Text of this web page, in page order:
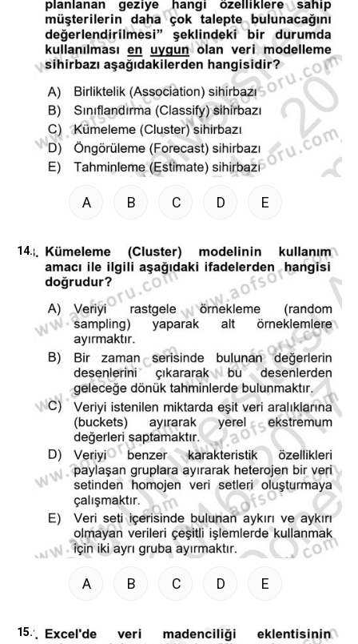
A B C D E
14.
A B C D E
15.